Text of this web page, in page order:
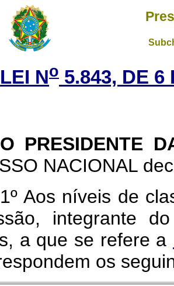
LEI No 5.843, DE 6
DA
NACIONAL
Aos níveis de
integrante
a que se refere a
os